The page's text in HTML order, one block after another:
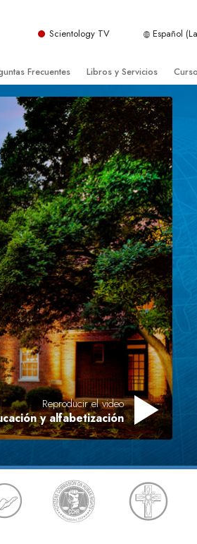
Scientology TV Español
por los
Frecuentes
y principios básicos
de una Iglesia
Organización de Scientology
Libros y Servicios
Libros Iniciales
Audiolibros
Introductorias
Introductorias
Iniciales
Cómo Resolver los
Las Dinámicas de la
Los Componentes de la
Soluciones para un
Ayudas para
La Integridad y la
El Matrimonio
La Escala Tonal Emocional
Respuestas a las Drogas
Los Niños
Herramientas para el
La Ética y las
Condiciones
Investigaciones
Los Fundamentos de la
Reproducir el video
y alfabetización